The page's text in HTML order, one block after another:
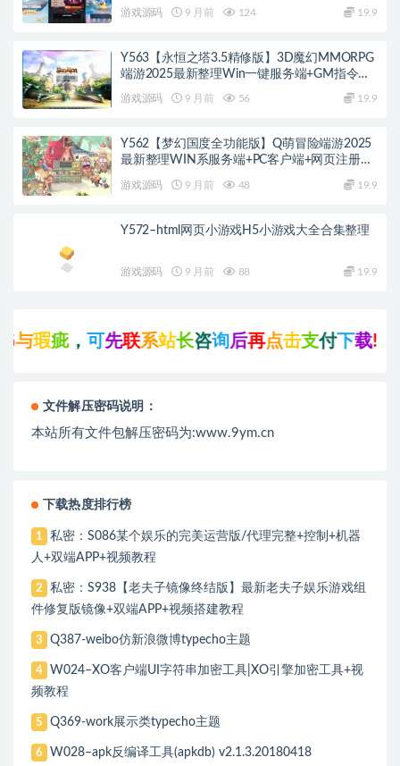
游戏源码 9 月前 124 19.9
Y563【永恒之塔3.5精修版】3D魔幻MMORPG
端游2025最新整理Win一键服务端+GM指令
游戏源码 9 月前 56 19.9
Y562【梦幻国度全功能版】Q萌冒险端游2025
最新整理WIN系服务端+PC客户端+网页注册
游戏源码 9 月前 48 19.9
Y572–html网页小游戏H5小游戏大全合集整理
游戏源码 9 月前 88 19.9
可先联系 站 长咨询后再点击支付下载!
文件解压密码说明：
本站所有文件包解压密码为:www.9ym.cn
下载热度排行榜
1
私密：S086某个娱乐的完美运营版/代理完整+控制+机器
人+双端APP+视频教程
2
私密：S938【老夫子镜像终结版】最新老夫子娱乐游戏组
件修复版镜像+双端APP+视频搭建教程
3 Q387-weibo仿新浪微博typecho主题
4
W024–XO客户端UI字符串加密工具|XO引擎加密工具+视
频教程
5 Q369-work展示类typecho主题
6 W028–apk反编译工具(apkdb) v2.1.3.20180418